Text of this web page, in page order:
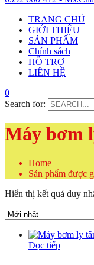
TRANG CHỦ
GIỚI THIỆU
SẢN PHẨM
Chính sách
HỖ TRỢ
LIÊN HỆ
0
Search for:
Máy bơm
Home
Sản phẩm được
Hiển thị kết quả duy
Đọc tiếp